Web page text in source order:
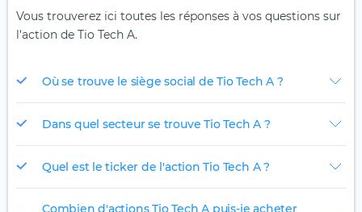
Vous trouverez ici toutes les réponses à vos questions sur
l'action de Tio Tech A.
Où se trouve le siège social de Tio Tech A ?
Dans quel secteur se trouve Tio Tech A ?
Quel est le ticker de l'action Tio Tech A ?
Combien d'actions Tio Tech A puis-je acheter